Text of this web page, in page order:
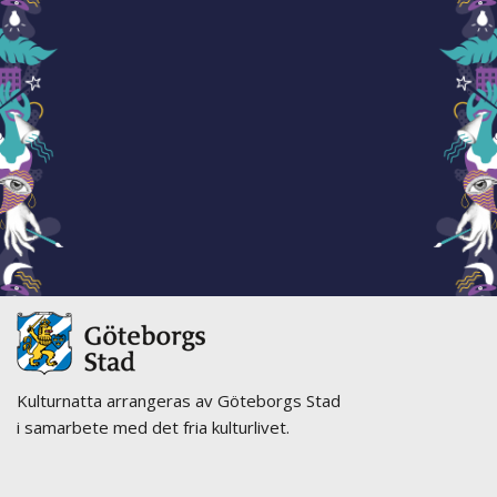
Kulturnatta arrangeras av Göteborgs Stad
i samarbete med det fria kulturlivet.